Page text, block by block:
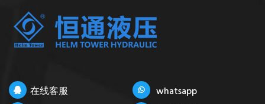
在线客服
whatsapp